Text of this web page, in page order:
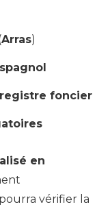
Arras)
registre foncier
en
vérifier la